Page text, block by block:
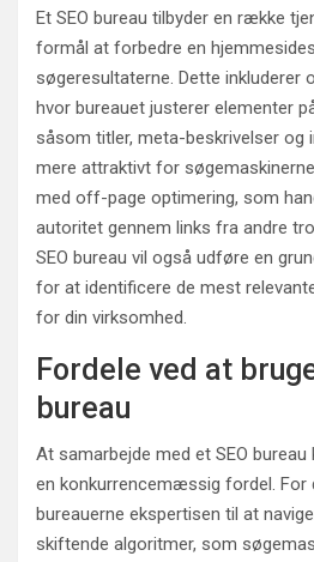
Et SEO bureau tilbyder en række
formål at forbedre en
søgeresultaterne. Dette inkluderer
hvor bureauet justerer elementer
såsom titler, meta-beskrivelser og
mere attraktivt for
med off-page optimering, som
autoritet gennem links fra andre
SEO bureau vil også udføre en
for at identificere de mest
for din virksomhed.
Fordele ved at
bureau
At samarbejde med et SEO
en konkurrencemæssig fordel. For
bureauerne ekspertisen til at
skiftende algoritmer, som